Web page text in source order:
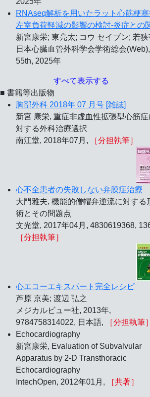
RNAseq解析を用いたラット心筋梗
左室負荷軽減の影響の検討-炎症との
新宮康栄; 東亮太; コウ セイブン; 若狭
日本心臓血管外科学会学術総会(Web),
55th, 2025年
すべて表示する
■ 書籍等出版物
胸部外科 2018年 07 月号 [雑誌]
新宮 康栄, 重症非虚血性拡張型心筋症
対する外科治療選択
南江堂, 2018年07月,
［分担執筆］
心不全患者の失敗しない弁膜症治療
大門雅夫, 機能的僧帽弁逆流に対する
術とその問題点
文光堂, 2017年04月, 4830619368,
［分担執筆］
心エコーエキスパート完全レシピ
芦原 京美; 渡辺 弘之
メジカルビュー社, 2013年,
9784758314022, 日本語,
［分担執筆
Echocardiography
新宮康栄, Evaluation of Subvalvular
Apparatus by 2-D Transthoracic
Echocardiography
IntechOpen, 2012年01月,
［共著］